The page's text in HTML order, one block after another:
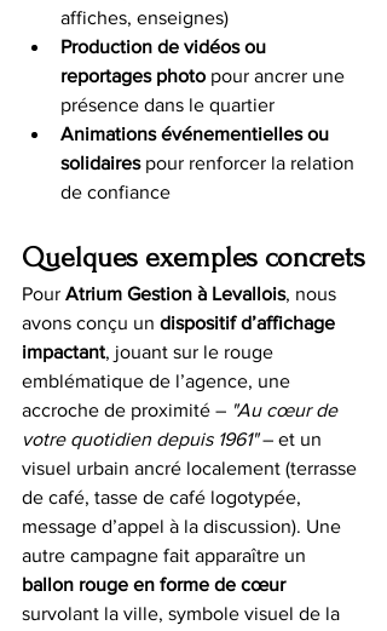
affiches, enseignes)
Production de vidéos ou
reportages photo pour ancrer une
présence dans le quartier
Animations événementielles ou
solidaires pour renforcer la relation
de confiance
Quelques exemples concrets
Pour Atrium Gestion à Levallois, nous
avons conçu un dispositif d’affichage
impactant, jouant sur le rouge
emblématique de l’agence, une
accroche de proximité – "Au cœur de
votre quotidien depuis 1961" – et un
visuel urbain ancré localement (terrasse
de café, tasse de café logotypée,
message d’appel à la discussion). Une
autre campagne fait apparaître un
ballon rouge en forme de cœur
survolant la ville, symbole visuel de la